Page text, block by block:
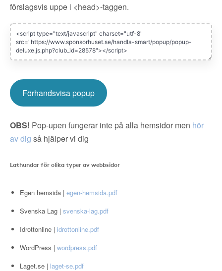
förslagsvis uppe i <head>-taggen.
Förhandsvisa popup
OBS! Pop-upen fungerar inte på alla hemsidor men hör
av dig så hjälper vi dig
Lathundar för olika typer av webbsidor
Egen hemsida | egen-hemsida.pdf
Svenska Lag | svenska-lag.pdf
Idrottonline | idrottonline.pdf
WordPress | wordpress.pdf
Laget.se | laget-se.pdf